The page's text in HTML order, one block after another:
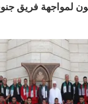
لمواجهة فريق